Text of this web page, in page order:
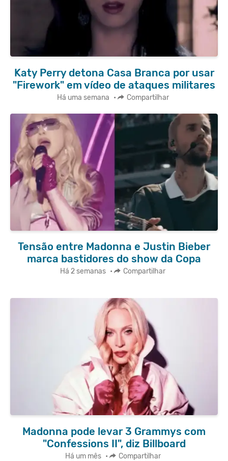
Katy Perry detona Casa Branca por usar
"Firework" em vídeo de ataques militares
Há uma semana • Compartilhar
Tensão entre Madonna e Justin Bieber
marca bastidores do show da Copa
Há 2 semanas • Compartilhar
Madonna pode levar 3 Grammys com
"Confessions II", diz Billboard
Há um mês • Compartilhar